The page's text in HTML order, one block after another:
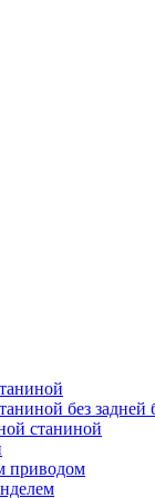
без задней
станиной
приводом